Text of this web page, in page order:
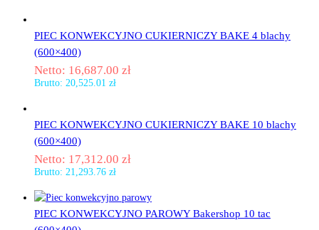
PIEC KONWEKCYJNO CUKIERNICZY BAKE 4 blachy
(600×400)
Netto: 16,687.00 zł
Brutto: 20,525.01 zł
PIEC KONWEKCYJNO CUKIERNICZY BAKE 10 blachy
(600×400)
Netto: 17,312.00 zł
Brutto: 21,293.76 zł
PIEC KONWEKCYJNO PAROWY Bakershop 10 tac